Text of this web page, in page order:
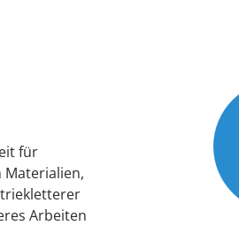
für
Materialien,
Arbeiten